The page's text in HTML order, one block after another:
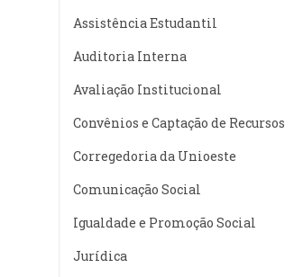
Assistência Estudantil
Auditoria Interna
Avaliação Institucional
Convênios e Captação de Recursos
Corregedoria da Unioeste
Comunicação Social
Igualdade e Promoção Social
Jurídica